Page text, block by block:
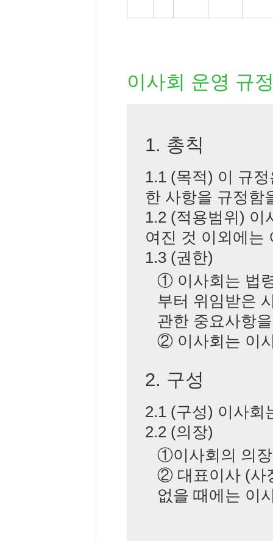
이사회 운영 규
1. 총칙
1.1 (목적) 이 규
한 사항을 규정함
1.2 (적용범위) 이
여진 것 이외에는
1.3 (권한)
① 이사회는 법
부터 위임받은
관한 중요사항
② 이사회는 이
2. 구성
2.1 (구성) 이사회
2.2 (의장)
①이사회의 의
② 대표이사 (사
없을 때에는 이